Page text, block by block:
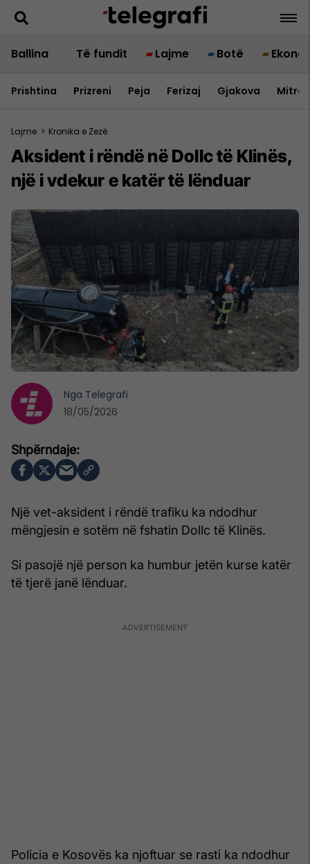
Ballina Të fundit Lajme Botë
Prishtina Prizreni Peja Ferizaj Gjakova
Lajme > Kronika e Zezë
Aksident i rëndë në Dollc të Klinës,
një i vdekur e katër të lënduar
Një vet-aksident i rëndë trafiku ka ndodhur
mëngjesin e sotëm në fshatin Dollc të Klinës.
Si pasojë një person ka humbur jetën kurse katër
të tjerë janë lënduar.
Policia e Kosovës ka njoftuar se rasti ka ndodhur
Nga Telegrafi
18/05/2026